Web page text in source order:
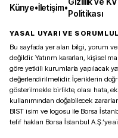
Künye•İletişim•
Politikası
YASAL UYARI VE
Bu sayfada yer alan bilgi, yorum ve
değildir. Yatırım kararları, kişisel
göre yetkili kurumlarla yapılacak
değerlendirilmelidir. İçeriklerin
gösterilmekle birlikte, olası hata,
kullanımından doğabilecek
BIST isim ve logosu ile Borsa
telif hakları Borsa İstanbul A.Ş.’ye